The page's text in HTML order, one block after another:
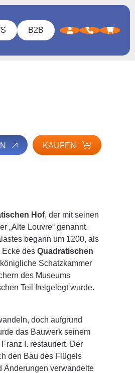
B2B
KAUFEN
Hof, der mit seinen
„Alte Louvre“ genannt.
begann um 1200, als
Ecke desQuadratischen
Schatzkammer
des Museums
Teil freigelegt wurde.
doch aufgrund
das Bauwerk seinem
I. restauriert. Der
den Bau des Flügels
Änderungen verwandelte